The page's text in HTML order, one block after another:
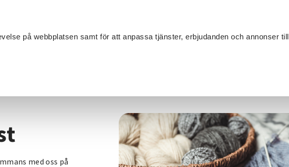
på webbplatsen samt för att anpassa tjänster, erbjudanden och annonser till
med oss på